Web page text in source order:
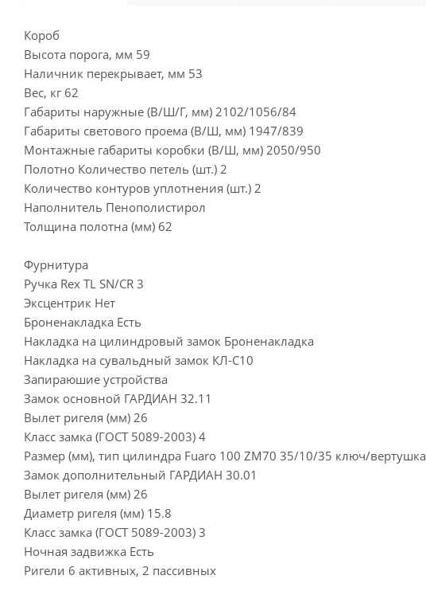
Короб
Высота порога, мм 59
Наличник перекрывает, мм 53
Вес, кг 62
Габариты наружные (В/Ш/Г, мм) 2102/1056/84
Габариты светового проема (В/Ш, мм) 1947/839
Монтажные габариты коробки (В/Ш, мм) 2050/950
Полотно Количество петель (шт.) 2
Количество контуров уплотнения (шт.) 2
Наполнитель Пенополистирол
Толщина полотна (мм) 62
Фурнитура
Ручка Rex TL SN/CR 3
Эксцентрик Нет
Броненакладка Есть
Накладка на цилиндровый замок Броненакладка
Накладка на сувальдный замок КЛ-С10
Запираюшие устройства
Замок основной ГАРДИАН 32.11
Вылет ригеля (мм) 26
Класс замка (ГОСТ 5089-2003) 4
Размер (мм), тип цилиндра Fuaro 100 ZM70 35/10/35 ключ/вертушка
Замок дополнительный ГАРДИАН 30.01
Вылет ригеля (мм) 26
Диаметр ригеля (мм) 15.8
Класс замка (ГОСТ 5089-2003) 3
Ночная задвижка Есть
Ригели 6 активных, 2 пассивных